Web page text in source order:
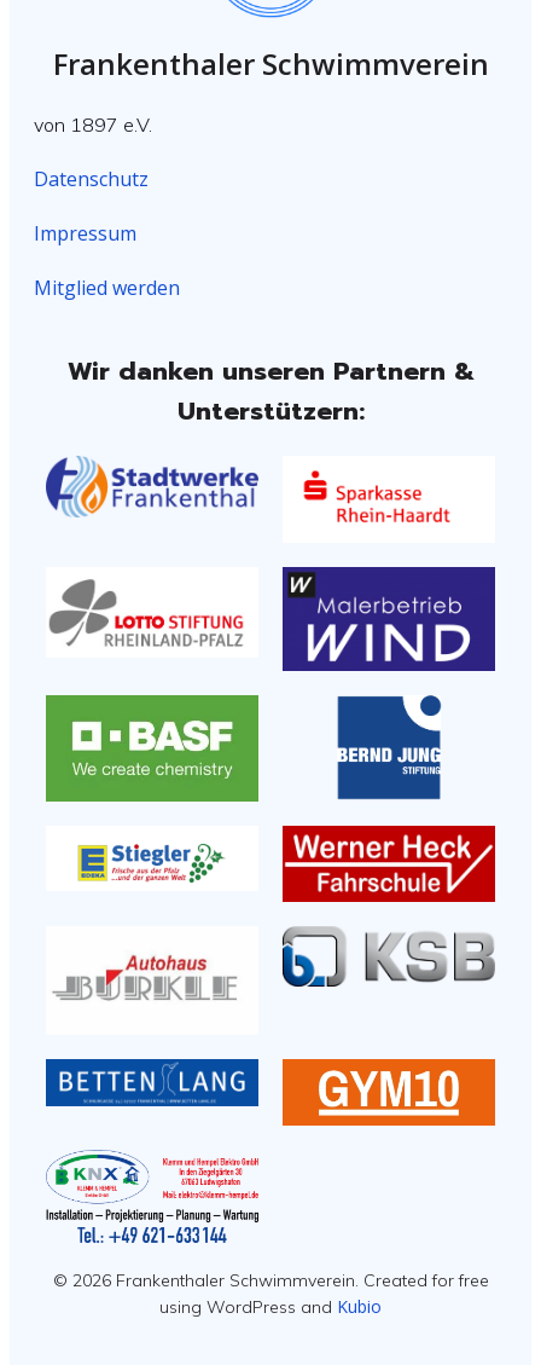
Frankenthaler Schwimmverein
von 1897 e.V.
Datenschutz
Impressum
Mitglied werden
Wir danken unseren Partnern &
Unterstützern:
© 2026 Frankenthaler Schwimmverein. Created for free
using WordPress and Kubio